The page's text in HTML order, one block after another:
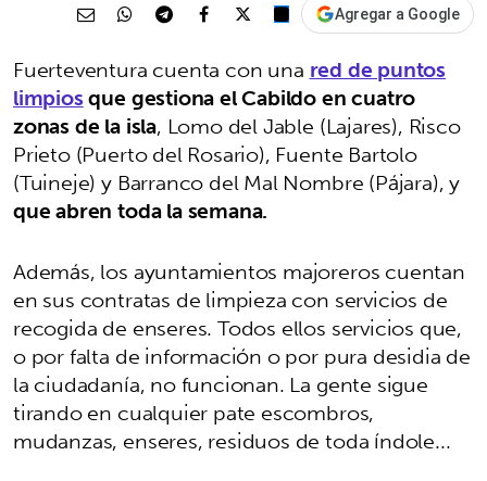
Agregar a Google
Fuerteventura cuenta con unared de puntos
limpiosque gestiona el Cabildo en cuatro
zonas de la isla, Lomo del Jable (Lajares), Risco
Prieto (Puerto del Rosario), Fuente Bartolo
(Tuineje) y Barranco del Mal Nombre (Pájara), y
que abren toda la semana.
Además, los ayuntamientos majoreros cuentan
en sus contratas de limpieza con servicios de
recogida de enseres. Todos ellos servicios que,
o por falta de información o por pura desidia de
la ciudadanía, no funcionan. La gente sigue
tirando en cualquier pate escombros,
mudanzas, enseres, residuos de toda índole...